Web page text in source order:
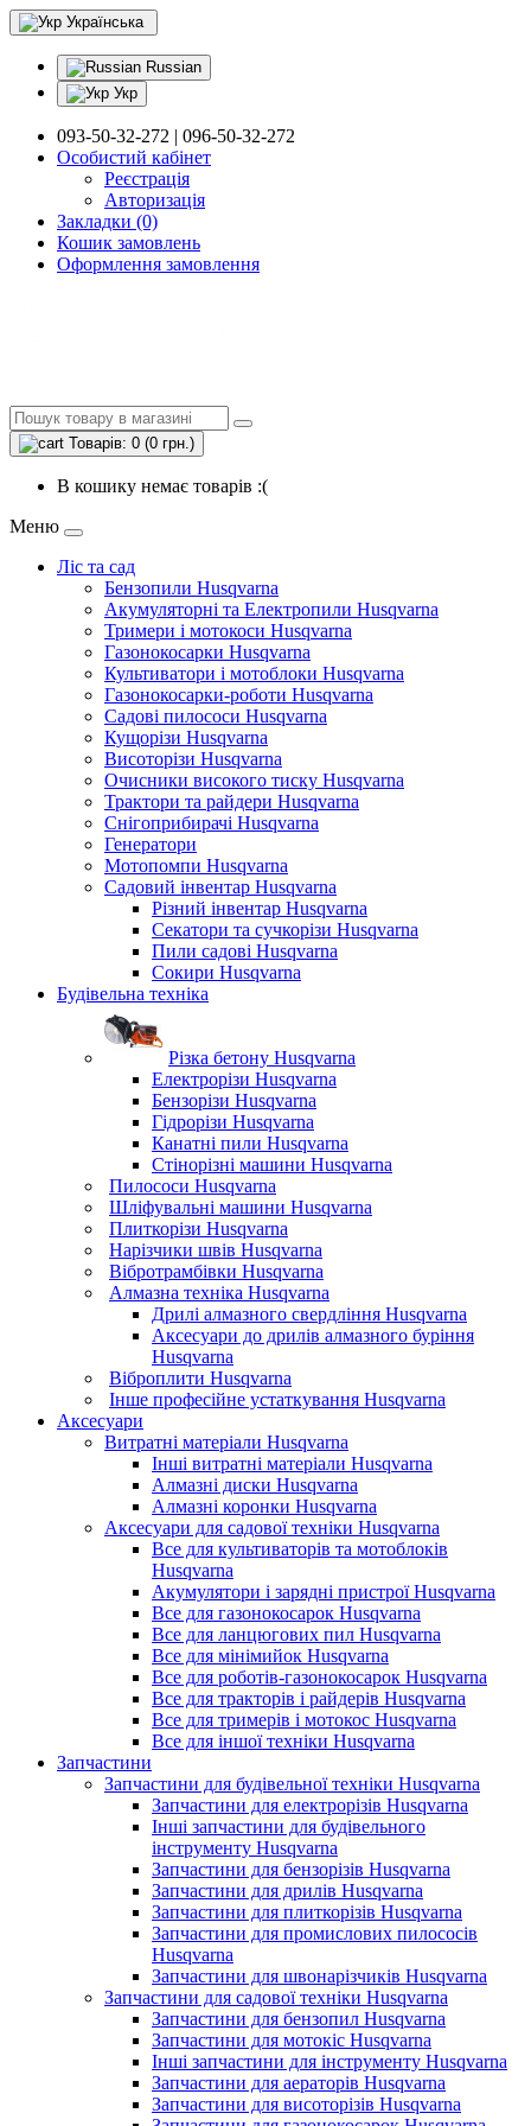
Українська
Russian
Укр
093-50-32-272 | 096-50-32-272
Особистий кабінет
Реєстрація
Авторизація
Закладки (0)
Кошик замовлень
Оформлення замовлення
Товарів: 0 (0 грн.)
В кошику немає товарів :(
Меню
Ліс та сад
Бензопили Husqvarna
Акумуляторні та Електропили Husqvarna
Тримери і мотокоси Husqvarna
Газонокосарки Husqvarna
Культиватори і мотоблоки Husqvarna
Газонокосарки-роботи Husqvarna
Садові пилососи Husqvarna
Кущорізи Husqvarna
Висоторізи Husqvarna
Очисники високого тиску Husqvarna
Трактори та райдери Husqvarna
Снігоприбирачі Husqvarna
Генератори
Мотопомпи Husqvarna
Садовий інвентар Husqvarna
Різний інвентар Husqvarna
Секатори та сучкорізи Husqvarna
Пили садові Husqvarna
Сокири Husqvarna
Будівельна техніка
Різка бетону Husqvarna
Електрорізи Husqvarna
Бензорізи Husqvarna
Гідрорізи Husqvarna
Канатні пили Husqvarna
Стінорізні машини Husqvarna
Пилососи Husqvarna
Шліфувальні машини Husqvarna
Плиткорізи Husqvarna
Нарізчики швів Husqvarna
Вібротрамбівки Husqvarna
Алмазна техніка Husqvarna
Дрилі алмазного свердління Husqvarna
Аксесуари до дрилів алмазного буріння
Husqvarna
Віброплити Husqvarna
Інше професійне устаткування Husqvarna
Аксесуари
Витратні матеріали Husqvarna
Інші витратні матеріали Husqvarna
Алмазні диски Husqvarna
Алмазні коронки Husqvarna
Аксесуари для садової техніки Husqvarna
Все для культиваторів та мотоблоків
Husqvarna
Акумулятори і зарядні пристрої Husqvarna
Все для газонокосарок Husqvarna
Все для ланцюгових пил Husqvarna
Все для мінімийок Husqvarna
Все для роботів-газонокосарок Husqvarna
Все для тракторів і райдерів Husqvarna
Все для тримерів і мотокос Husqvarna
Все для іншої техніки Husqvarna
Запчастини
Запчастини для будівельної техніки Husqvarna
Запчастини для електрорізів Husqvarna
Інші запчастини для будівельного
інструменту Husqvarna
Запчастини для бензорізів Husqvarna
Запчастини для дрилів Husqvarna
Запчастини для плиткорізів Husqvarna
Запчастини для промислових пилососів
Husqvarna
Запчастини для швонарізчиків Husqvarna
Запчастини для садової техніки Husqvarna
Запчастини для бензопил Husqvarna
Запчастини для мотокіс Husqvarna
Інші запчастини для інструменту Husqvarna
Запчастини для аераторів Husqvarna
Запчастини для висоторізів Husqvarna